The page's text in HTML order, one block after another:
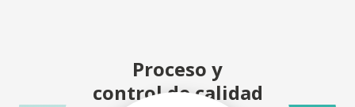
Proceso y
control de calidad